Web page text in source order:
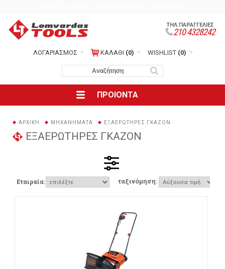
ΤΗΛ.ΠΑΡΑΓΓΕΛΙΕΣ
210 4328242
ΛΟΓΑΡΙΑΣΜΟΣ ΚΑΛΑΘΙ (0) WISHLIST (0)
ΠΡΟΙΟΝΤΑ
ΑΡΧΙΚΉ ΜΗΧΑΝΗΜΑΤΑ ΕΞΑΕΡΩΤΗΡΕΣ ΓΚΑΖΟΝ
ΕΞΑΕΡΩΤΗΡΕΣ ΓΚΑΖΟΝ
Εταιρεία: ταξινόμηση: